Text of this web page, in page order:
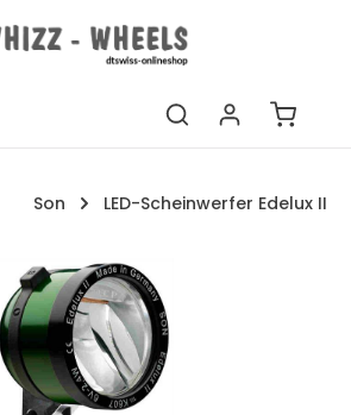
Son LED-Scheinwerfer Edelux II